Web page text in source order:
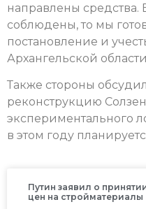
направлены средства.
соблюдены, то мы
постановление и
Архангельской
Также стороны
реконструкцию
экспериментального
в этом году
Путин заявил о
цен на стройматериалы